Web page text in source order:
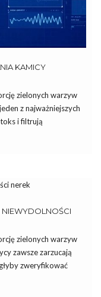
KAMICY
zielonych warzyw
z najważniejszych
i filtrują
NIEWYDOLNOŚCI
zielonych warzyw
zawsze zarzucają
zweryfikować